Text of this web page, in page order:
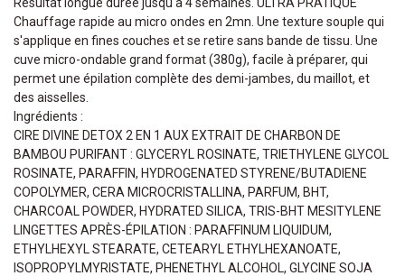
Chauffage rapide au micro ondes en 2mn. Une texture souple qui
s'applique en fines couches et se retire sans bande de tissu. Une
cuve micro-ondable grand format (380g), facile à préparer, qui
permet une épilation complète des demi-jambes, du maillot, et
des aisselles.
Ingrédients :
CIRE DIVINE DETOX 2 EN 1 AUX EXTRAIT DE CHARBON DE
BAMBOU PURIFANT : GLYCERYL ROSINATE, TRIETHYLENE GLYCOL
ROSINATE, PARAFFIN, HYDROGENATED STYRENE/BUTADIENE
COPOLYMER, CERA MICROCRISTALLINA, PARFUM, BHT,
CHARCOAL POWDER, HYDRATED SILICA, TRIS-BHT MESITYLENE
LINGETTES APRÈS-ÉPILATION : PARAFFINUM LIQUIDUM,
ETHYLHEXYL STEARATE, CETEARYL ETHYLHEXANOATE,
ISOPROPYLMYRISTATE, PHENETHYL ALCOHOL, GLYCINE SOJA